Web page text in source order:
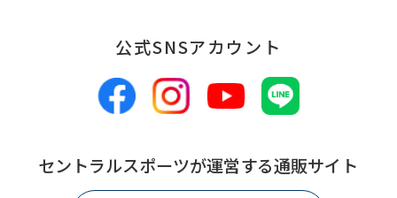
公式SNSアカウント
セントラルスポーツが運営する通販サイト